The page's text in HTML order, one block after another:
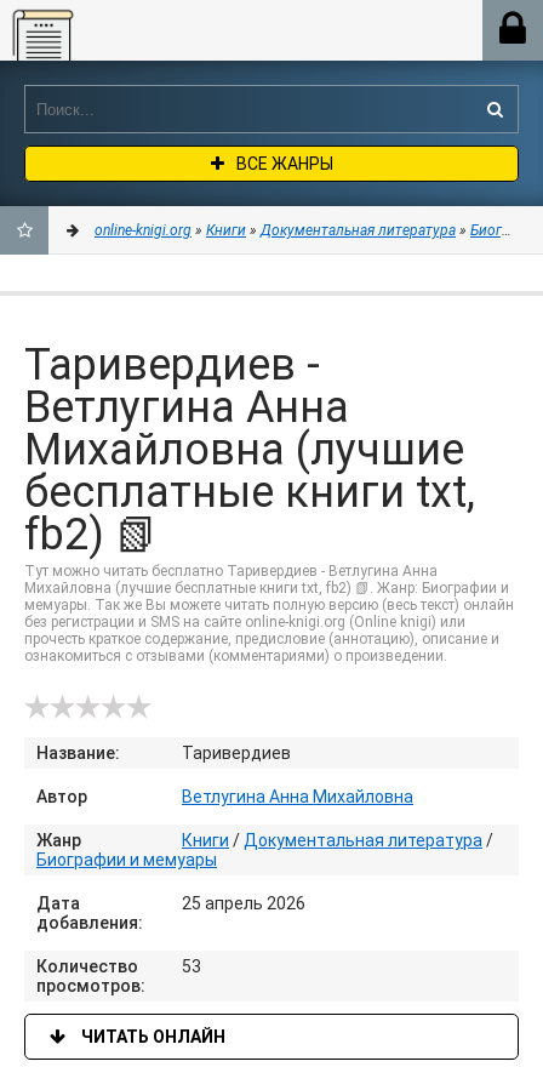
Online-knigi.org
ВСЕ ЖАНРЫ
ЗАКЛАДКИ
online-knigi.org » Книги »Документальная литература »
Таривердиев -
Ветлугина Анна
Михайловна (лучшие
бесплатные книги txt,
fb2) 📗
Тут можно читать бесплатно Таривердиев - Ветлугина Анна
Михайловна (лучшие бесплатные книги txt, fb2) 📗. Жанр: Биографии и
мемуары. Так же Вы можете читать полную версию (весь текст) онлайн
без регистрации и SMS на сайте online-knigi.org (Online knigi) или
прочесть краткое содержание, предисловие (аннотацию), описание и
ознакомиться с отзывами (комментариями) о произведении.
Название: Таривердиев
Автор Ветлугина Анна Михайловна
Жанр Книги / Документальная литература /
Биографии и мемуары
Дата
добавления:
25 апрель 2026
Количество
просмотров:
53
ЧИТАТЬ ОНЛАЙН